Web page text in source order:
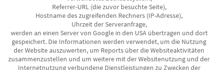
Referrer-URL (die zuvor besuchte Seite),
Hostname des zugreifenden Rechners (IP-Adresse),
Uhrzeit der Serveranfrage,
werden an einen Server von Google in den USA übertragen und dort
gespeichert. Die Informationen werden verwendet, um die Nutzung
der Website auszuwerten, um Reports über die Websiteaktivitäten
zusammenzustellen und um weitere mit der Websitenutzung und der
Internetnutzung verbundene Dienstleistungen zu Zwecken der